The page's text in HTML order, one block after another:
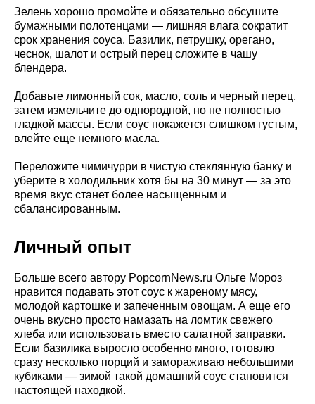
Зелень хорошо промойте и обязательно обсушите
бумажными полотенцами — лишняя влага сократит
срок хранения соуса. Базилик, петрушку, орегано,
чеснок, шалот и острый перец сложите в чашу
блендера.
Добавьте лимонный сок, масло, соль и черный перец,
затем измельчите до однородной, но не полностью
гладкой массы. Если соус покажется слишком густым,
влейте еще немного масла.
Переложите чимичурри в чистую стеклянную банку и
уберите в холодильник хотя бы на 30 минут — за это
время вкус станет более насыщенным и
сбалансированным.
Личный опыт
Больше всего автору PopcornNews.ru Ольге Мороз
нравится подавать этот соус к жареному мясу,
молодой картошке и запеченным овощам. А еще его
очень вкусно просто намазать на ломтик свежего
хлеба или использовать вместо салатной заправки.
Если базилика выросло особенно много, готовлю
сразу несколько порций и замораживаю небольшими
кубиками — зимой такой домашний соус становится
настоящей находкой.